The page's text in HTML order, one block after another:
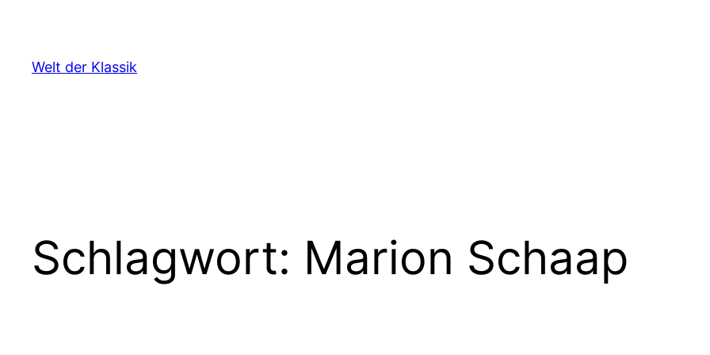
springen
Welt der Klassik
Schlagwort: Marion Schaap